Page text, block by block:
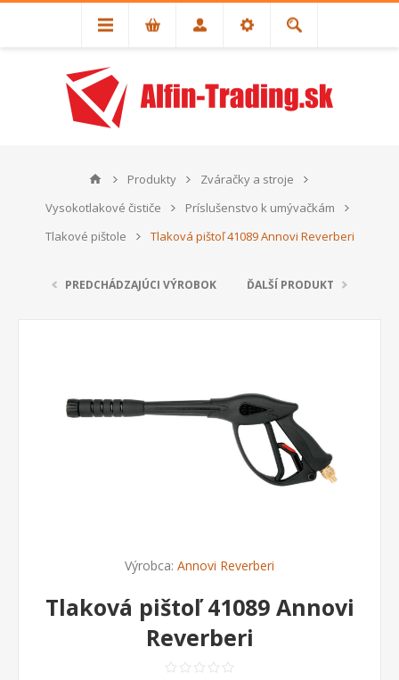
Produkty
Zváračky a stroje
Vysokotlakové čističe
Príslušenstvo k umývačkám
Tlakové pištole
Tlaková pištoľ 41089 Annovi Reverberi
PREDCHÁDZAJÚCI VÝROBOK ĎALŠÍ PRODUKT
Výrobca: Annovi Reverberi
Tlaková pištoľ 41089 Annovi
Reverberi